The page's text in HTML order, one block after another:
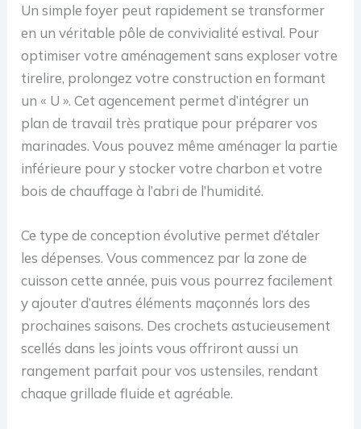
Un simple foyer peut rapidement se transformer
en un véritable pôle de convivialité estival. Pour
optimiser votre aménagement sans exploser votre
tirelire, prolongez votre construction en formant
un « U ». Cet agencement permet d’intégrer un
plan de travail très pratique pour préparer vos
marinades. Vous pouvez même aménager la partie
inférieure pour y stocker votre charbon et votre
bois de chauffage à l’abri de l’humidité.
Ce type de conception évolutive permet d’étaler
les dépenses. Vous commencez par la zone de
cuisson cette année, puis vous pourrez facilement
y ajouter d’autres éléments maçonnés lors des
prochaines saisons. Des crochets astucieusement
scellés dans les joints vous offriront aussi un
rangement parfait pour vos ustensiles, rendant
chaque grillade fluide et agréable.